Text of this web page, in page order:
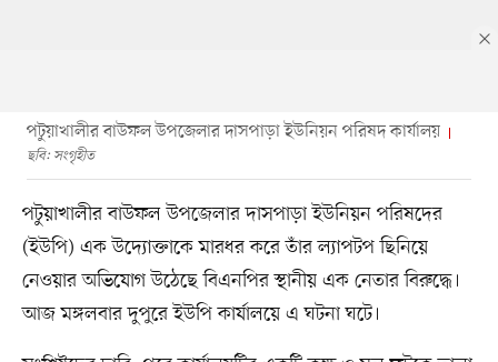
পটুয়াখালীর বাউফল উপজেলার দাসপাড়া ইউনিয়ন পরিষদ কার্যালয়
ছবি: সংগৃহীত
পটুয়াখালীর বাউফল উপজেলার দাসপাড়া ইউনিয়ন পরিষদের
(ইউপি) এক উদ্যোক্তাকে মারধর করে তাঁর ল্যাপটপ ছিনিয়ে
নেওয়ার অভিযোগ উঠেছে বিএনপির স্থানীয় এক নেতার বিরুদ্ধে।
আজ মঙ্গলবার দুপুরে ইউপি কার্যালয়ে এ ঘটনা ঘটে।